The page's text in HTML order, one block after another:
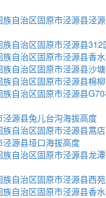
族自治区固原市泾源县泾
族自治区固原市泾源县
族自治区固原市泾源县香
族自治区固原市泾源县沙
族自治区固原市泾源县棉
族自治区固原市泾源县
泾源县兔儿台沟海拔高度
族自治区固原市泾源县蒿
泾源县垭口海拔高度
族自治区固原市泾源县龙
族自治区固原市泾源县西
族自治区固原市泾源县香